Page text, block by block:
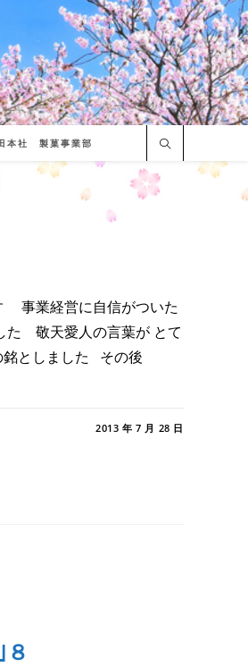
本社 製菓事業部
事業経営に自信がついた
た 敬天愛人の言葉が とて
銘としました その後
2013 年 7 月 28 日